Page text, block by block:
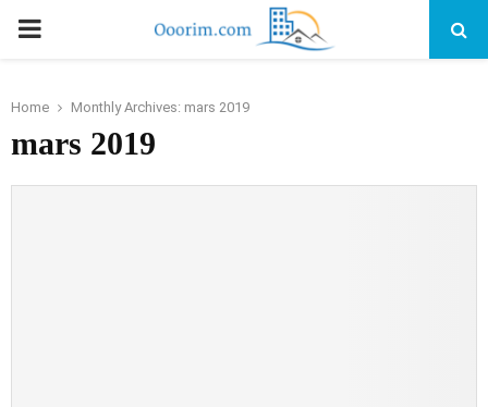
PRIMARY
Home Monthly Archives: mars 2019
mars 2019